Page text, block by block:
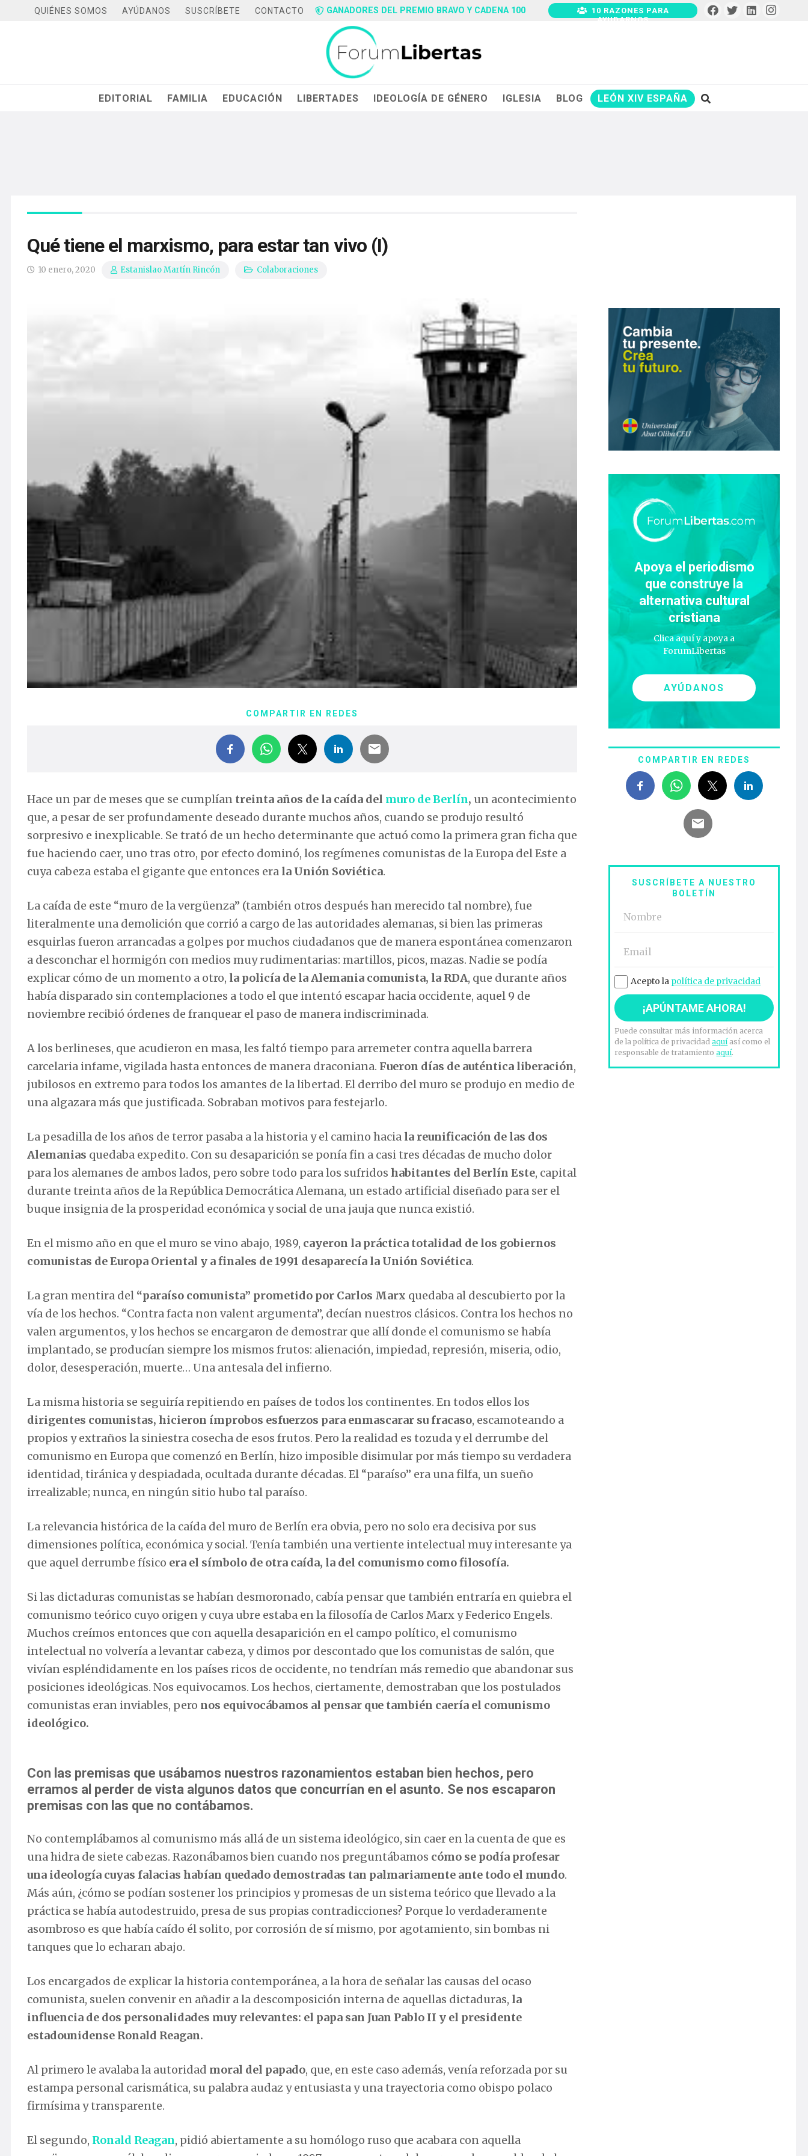
QUIÉNES SOMOS AYÚDANOS SUSCRÍBETE CONTACTO GANADORES DEL PREMIO BRAVO Y CADENA 100
10 RAZONES PARA
AYUDARNOS
EDITORIAL FAMILIA EDUCACIÓN LIBERTADES IDEOLOGÍA DE GÉNERO IGLESIA BLOG LEÓN XIV ESPAÑA
Qué tiene el marxismo, para estar tan vivo (I)
10 enero, 2020 Estanislao Martín Rincón Colaboraciones
COMPARTIR EN REDES
Hace un par de meses que se cumplían treinta años de la caída del muro de Berlín, un acontecimiento
que, a pesar de ser profundamente deseado durante muchos años, cuando se produjo resultó
sorpresivo e inexplicable. Se trató de un hecho determinante que actuó como la primera gran ficha que
fue haciendo caer, uno tras otro, por efecto dominó, los regímenes comunistas de la Europa del Este a
cuya cabeza estaba el gigante que entonces era la Unión Soviética.
La caída de este “muro de la vergüenza” (también otros después han merecido tal nombre), fue
literalmente una demolición que corrió a cargo de las autoridades alemanas, si bien las primeras
esquirlas fueron arrancadas a golpes por muchos ciudadanos que de manera espontánea comenzaron
a desconchar el hormigón con medios muy rudimentarias: martillos, picos, mazas. Nadie se podía
explicar cómo de un momento a otro, la policía de la Alemania comunista, la RDA, que durante años
había disparado sin contemplaciones a todo el que intentó escapar hacia occidente, aquel 9 de
noviembre recibió órdenes de franquear el paso de manera indiscriminada.
A los berlineses, que acudieron en masa, les faltó tiempo para arremeter contra aquella barrera
carcelaria infame, vigilada hasta entonces de manera draconiana. Fueron días de auténtica liberación,
jubilosos en extremo para todos los amantes de la libertad. El derribo del muro se produjo en medio de
una algazara más que justificada. Sobraban motivos para festejarlo.
La pesadilla de los años de terror pasaba a la historia y el camino hacia la reunificación de las dos
Alemanias quedaba expedito. Con su desaparición se ponía fin a casi tres décadas de mucho dolor
para los alemanes de ambos lados, pero sobre todo para los sufridos habitantes del Berlín Este, capital
durante treinta años de la República Democrática Alemana, un estado artificial diseñado para ser el
buque insignia de la prosperidad económica y social de una jauja que nunca existió.
En el mismo año en que el muro se vino abajo, 1989, cayeron la práctica totalidad de los gobiernos
comunistas de Europa Oriental y a finales de 1991 desaparecía la Unión Soviética.
La gran mentira del “paraíso comunista” prometido por Carlos Marx quedaba al descubierto por la
vía de los hechos. “Contra facta non valent argumenta”, decían nuestros clásicos. Contra los hechos no
valen argumentos, y los hechos se encargaron de demostrar que allí donde el comunismo se había
implantado, se producían siempre los mismos frutos: alienación, impiedad, represión, miseria, odio,
dolor, desesperación, muerte… Una antesala del infierno.
La misma historia se seguiría repitiendo en países de todos los continentes. En todos ellos los
dirigentes comunistas, hicieron ímprobos esfuerzos para enmascarar su fracaso, escamoteando a
propios y extraños la siniestra cosecha de esos frutos. Pero la realidad es tozuda y el derrumbe del
comunismo en Europa que comenzó en Berlín, hizo imposible disimular por más tiempo su verdadera
identidad, tiránica y despiadada, ocultada durante décadas. El “paraíso” era una filfa, un sueño
irrealizable; nunca, en ningún sitio hubo tal paraíso.
La relevancia histórica de la caída del muro de Berlín era obvia, pero no solo era decisiva por sus
dimensiones política, económica y social. Tenía también una vertiente intelectual muy interesante ya
que aquel derrumbe físico era el símbolo de otra caída, la del comunismo como filosofía.
Si las dictaduras comunistas se habían desmoronado, cabía pensar que también entraría en quiebra el
comunismo teórico cuyo origen y cuya ubre estaba en la filosofía de Carlos Marx y Federico Engels.
Muchos creímos entonces que con aquella desaparición en el campo político, el comunismo
intelectual no volvería a levantar cabeza, y dimos por descontado que los comunistas de salón, que
vivían espléndidamente en los países ricos de occidente, no tendrían más remedio que abandonar sus
posiciones ideológicas. Nos equivocamos. Los hechos, ciertamente, demostraban que los postulados
comunistas eran inviables, pero nos equivocábamos al pensar que también caería el comunismo
ideológico.
Con las premisas que usábamos nuestros razonamientos estaban bien hechos, pero
erramos al perder de vista algunos datos que concurrían en el asunto. Se nos escaparon
premisas con las que no contábamos.
No contemplábamos al comunismo más allá de un sistema ideológico, sin caer en la cuenta de que es
una hidra de siete cabezas. Razonábamos bien cuando nos preguntábamos cómo se podía profesar
una ideología cuyas falacias habían quedado demostradas tan palmariamente ante todo el mundo.
Más aún, ¿cómo se podían sostener los principios y promesas de un sistema teórico que llevado a la
práctica se había autodestruido, presa de sus propias contradicciones? Porque lo verdaderamente
asombroso es que había caído él solito, por corrosión de sí mismo, por agotamiento, sin bombas ni
tanques que lo echaran abajo.
Los encargados de explicar la historia contemporánea, a la hora de señalar las causas del ocaso
comunista, suelen convenir en añadir a la descomposición interna de aquellas dictaduras, la
influencia de dos personalidades muy relevantes: el papa san Juan Pablo II y el presidente
estadounidense Ronald Reagan.
Al primero le avalaba la autoridad moral del papado, que, en este caso además, venía reforzada por su
estampa personal carismática, su palabra audaz y entusiasta y una trayectoria como obispo polaco
firmísima y transparente.
El segundo, Ronald Reagan, pidió abiertamente a su homólogo ruso que acabara con aquella
Apoya el periodismo
que construye la
alternativa cultural
cristiana
Clica aquí y apoya a
ForumLibertas
AYÚDANOS
COMPARTIR EN REDES
SUSCRÍBETE A NUESTRO
BOLETÍN
Acepto la política de privacidad
Puede consultar más información acerca
de la política de privacidadaquíasí como el
responsable de tratamientoaquí.